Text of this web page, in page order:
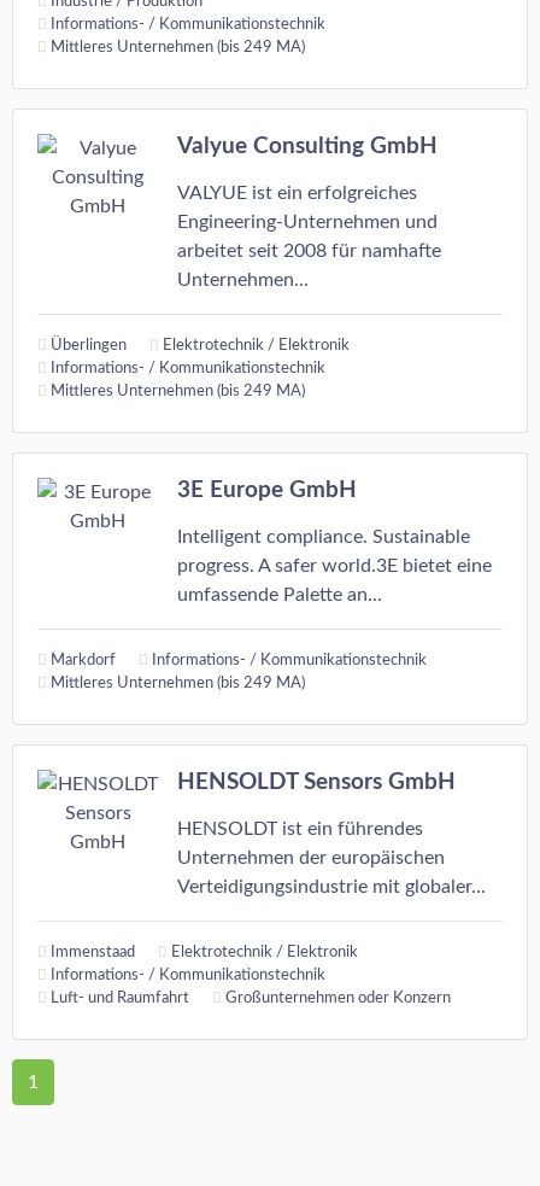
Informations- / Kommunikationstechnik
Mittleres Unternehmen (bis 249 MA)
Valyue Consulting GmbH
VALYUE ist ein erfolgreiches
Engineering-Unternehmen und
arbeitet seit 2008 für namhafte
Unternehmen...
Überlingen
Elektrotechnik / Elektronik
Informations- / Kommunikationstechnik
Mittleres Unternehmen (bis 249 MA)
3E Europe GmbH
Intelligent compliance. Sustainable
progress. A safer world.3E bietet eine
umfassende Palette an...
Markdorf
Informations- / Kommunikationstechnik
Mittleres Unternehmen (bis 249 MA)
HENSOLDT Sensors GmbH
HENSOLDT ist ein führendes
Unternehmen der europäischen
Verteidigungsindustrie mit globaler...
Immenstaad
Elektrotechnik / Elektronik
Informations- / Kommunikationstechnik
Luft- und Raumfahrt
Großunternehmen oder Konzern
1